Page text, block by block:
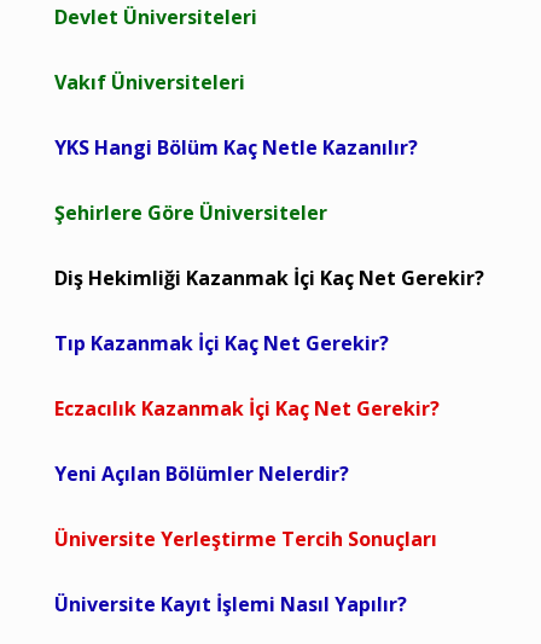
Devlet Üniversiteleri
Vakıf Üniversiteleri
YKS Hangi Bölüm Kaç Netle Kazanılır?
Şehirlere Göre Üniversiteler
Diş Hekimliği Kazanmak İçi Kaç Net Gerekir?
Tıp Kazanmak İçi Kaç Net Gerekir?
Eczacılık Kazanmak İçi Kaç Net Gerekir?
Yeni Açılan Bölümler Nelerdir?
Üniversite Yerleştirme Tercih Sonuçları
Üniversite Kayıt İşlemi Nasıl Yapılır?